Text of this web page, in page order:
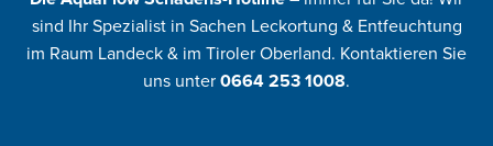
sind Ihr Spezialist in Sachen Leckortung & Entfeuchtung
im Raum Landeck & im Tiroler Oberland. Kontaktieren Sie
uns unter 0664 253 1008.